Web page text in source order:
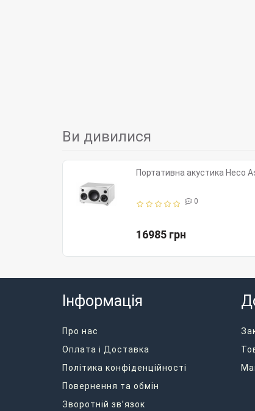
Ви дивилися
Портативна акустика Heco
0
16985 грн
Інформація
Про нас
Оплата і Доставка
Політика конфіденційності
Повернення та обмін
Зворотній зв’язок